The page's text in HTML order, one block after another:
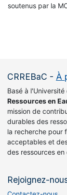
soutenus par la
CRREBaC - À
Basé à
Ressources en
mission de
durables des
la recherche pour
acceptables et
des ressources en
Rejoignez-